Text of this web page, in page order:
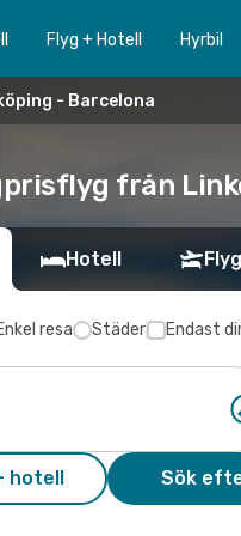
Flyg + Hotell Hyrbil
- Barcelona
från
Hotell
resa Städer Endast
hotell Sök